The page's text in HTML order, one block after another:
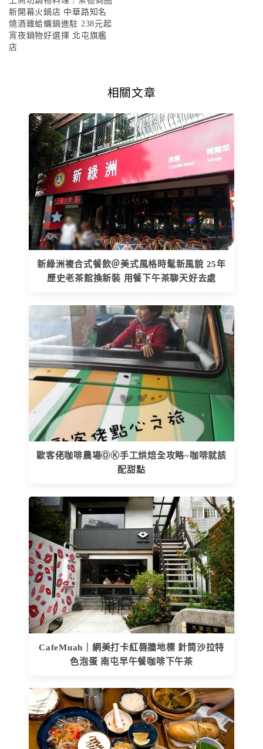
新開幕火鍋店 中華路知名
燒酒雞蛤蠣鍋進駐 238元起
宵夜鍋物好選擇 北屯旗艦
店
相關文章
新綠洲複合式餐飲＠美式風格時髦新風貌 25年
歷史老茶館換新裝 用餐下午茶聊天好去處
歐客佬咖啡農場ⓄⓀ手工烘焙全攻略~咖啡就該
配甜點
CafeMuah｜網美打卡紅唇牆地標 針筒沙拉特
色泡蛋 南屯早午餐咖啡下午茶